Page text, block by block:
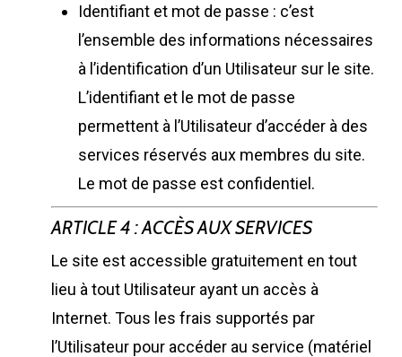
Identifiant et mot de passe : c’est
l’ensemble des informations nécessaires
à l’identification d’un Utilisateur sur le site.
L’identifiant et le mot de passe
permettent à l’Utilisateur d’accéder à des
services réservés aux membres du site.
Le mot de passe est confidentiel.
ARTICLE 4 : ACCÈS AUX SERVICES
Le site est accessible gratuitement en tout
lieu à tout Utilisateur ayant un accès à
Internet. Tous les frais supportés par
l’Utilisateur pour accéder au service (matériel